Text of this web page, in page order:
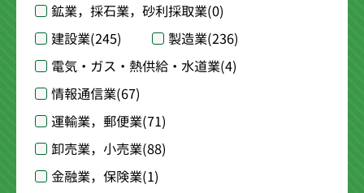
鉱業，採石業，砂利採取業(0)
建設業(245) 製造業(236)
電気・ガス・熱供給・水道業(4)
情報通信業(67)
運輸業，郵便業(71)
卸売業，小売業(88)
金融業，保険業(1)